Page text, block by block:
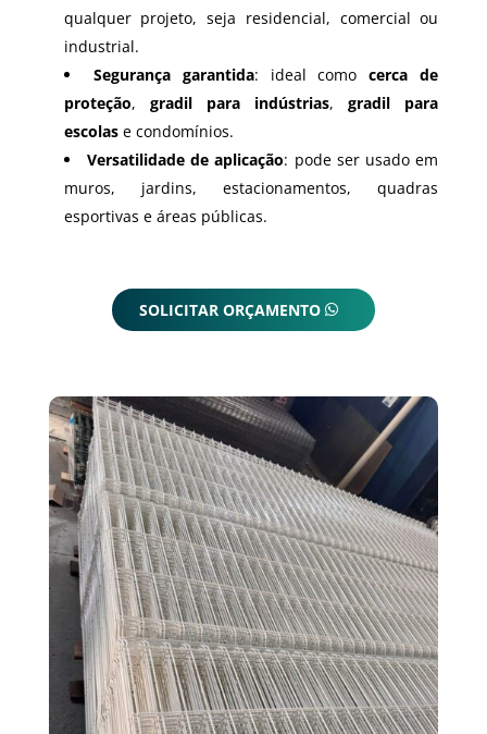
qualquer projeto, seja residencial, comercial ou
industrial.
Segurança garantida: ideal comocerca de
proteção, gradil para indústrias,gradil para
escolase condomínios.
Versatilidade de aplicação: pode ser usado em
muros, jardins, estacionamentos, quadras
esportivas e áreas públicas.
SOLICITAR ORÇAMENTO